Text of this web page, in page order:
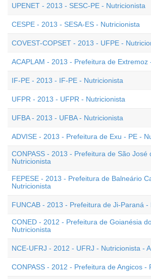
UPENET - 2013 - SESC-PE - Nutricionista
CESPE - 2013 - SESA-ES - Nutricionista
COVEST-COPSET - 2013 - UFPE -
ACAPLAM - 2013 - Prefeitura de Extremoz
IF-PE - 2013 - IF-PE - Nutricionista
UFPR - 2013 - UFPR - Nutricionista
UFBA - 2013 - UFBA - Nutricionista
ADVISE - 2013 - Prefeitura de Exu - PE -
CONPASS - 2013 - Prefeitura de São José
Nutricionista
FEPESE - 2013 - Prefeitura de Balneário
Nutricionista
FUNCAB - 2013 - Prefeitura de Ji-Paraná -
CONED - 2012 - Prefeitura de Goianésia
Nutricionista
NCE-UFRJ - 2012 - UFRJ - Nutricionista -
CONPASS - 2012 - Prefeitura de Angicos -